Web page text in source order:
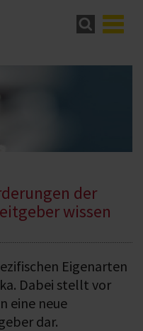
der
wissen
Eigenarten
Dabei stellt vor
eine neue
dar.